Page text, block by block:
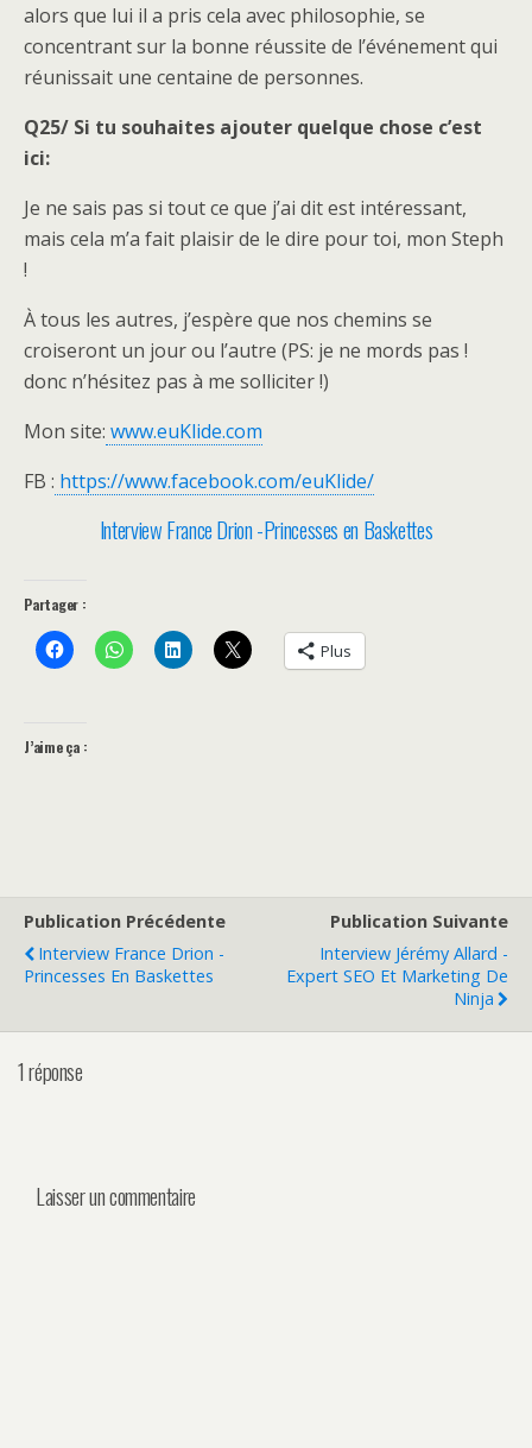
alors que lui il a pris cela avec philosophie, se
concentrant sur la bonne réussite de l’événement qui
réunissait une centaine de personnes.
Q25/ Si tu souhaites ajouter quelque chose c’est
ici:
Je ne sais pas si tout ce que j’ai dit est intéressant,
mais cela m’a fait plaisir de le dire pour toi, mon Steph
!
À tous les autres, j’espère que nos chemins se
croiseront un jour ou l’autre (PS: je ne mords pas !
donc n’hésitez pas à me solliciter !)
Mon site: www.euKlide.com
FB : https://www.facebook.com/euKlide/
Interview France Drion -Princesses en Baskettes
Partager :
Plus
J’aime ça :
Publication Précédente
Interview France Drion -
Princesses En Baskettes
Publication Suivante
Interview Jérémy Allard -
Expert SEO Et Marketing De
Ninja
1 réponse
Laisser un commentaire